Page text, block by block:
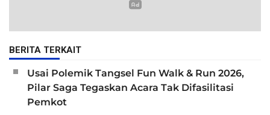
BERITA TERKAIT
Usai Polemik Tangsel Fun Walk & Run 2026,
Pilar Saga Tegaskan Acara Tak Difasilitasi
Pemkot